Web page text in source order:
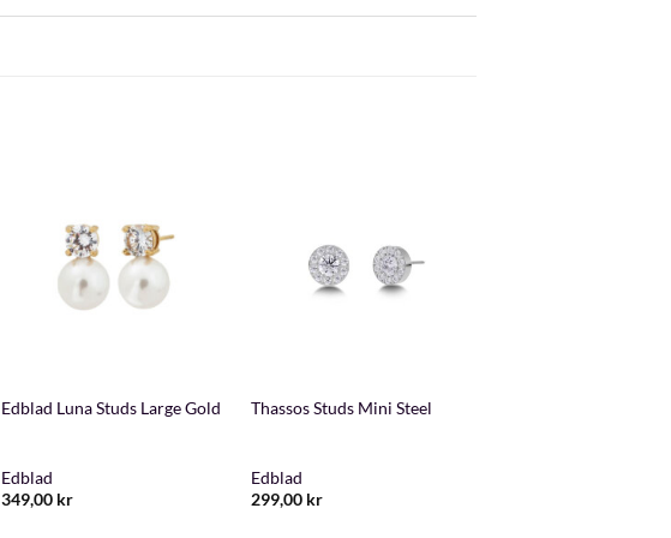
Edblad Luna Studs Large Gold
Edblad
349,00 kr
Thassos Studs Mini Steel
Edblad
299,00 kr